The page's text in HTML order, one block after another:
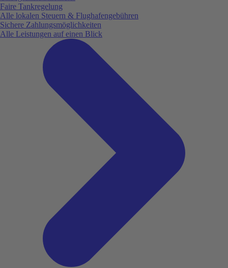
Faire Tankregelung
Alle lokalen Steuern & Flughafengebühren
Sichere Zahlungsmöglichkeiten
Alle Leistungen auf einen Blick